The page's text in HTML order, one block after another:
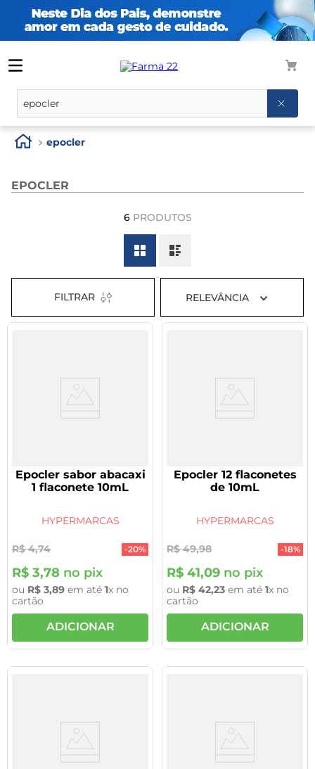
epocler
EPOCLER
6 PRODUTOS
FILTRAR RELEVÂNCIA
Epocler sabor abacaxi
1 flaconete 10mL
HYPERMARCAS
R$ 4,74 -20%
R$ 3,78 no pix
ou R$ 3,89 em até 1x no
cartão
ADICIONAR
Epocler 12 flaconetes
de 10mL
HYPERMARCAS
R$ 49,98 -18%
R$ 41,09 no pix
ou R$ 42,23 em até 1x no
cartão
ADICIONAR